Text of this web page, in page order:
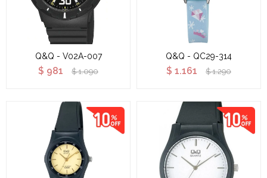
Q&Q - V02A-007
$ 981 $ 1.090
Q&Q - QC29-314
$ 1.161 $ 1.290